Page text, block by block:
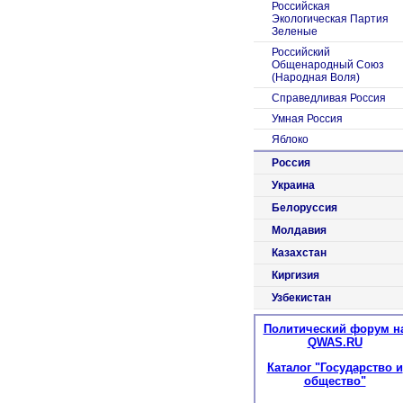
Российская
Экологическая Партия
Зеленые
Российский
Общенародный Союз
(Народная Воля)
Справедливая Россия
Умная Россия
Яблоко
Россия
Украина
Белоруссия
Молдавия
Казахстан
Киргизия
Узбекистан
Политический форум
QWAS.RU
Каталог "Государство и
общество"